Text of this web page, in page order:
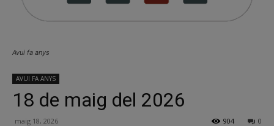
Avui fa anys
AVUI FA ANYS
18 de maig del 2026
maig 18, 2026 0
904